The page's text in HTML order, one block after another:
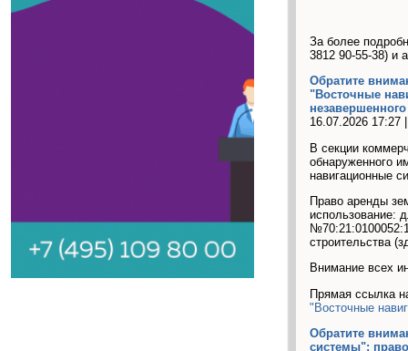
За более
3812 90-55-38) и
Обратите
"Восточные
16.07.2026 17:27
В секции
обнаруженного
навигационные
Право аренды
использование:
строительства
Внимание всех
Прямая ссылка
"Восточные
Обратите
системы": право